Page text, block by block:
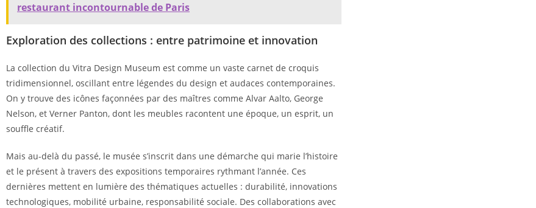
restaurant incontournable de Paris
Exploration des collections : entre patrimoine et innovation
La collection du Vitra Design Museum est comme un vaste carnet de croquis
tridimensionnel, oscillant entre légendes du design et audaces contemporaines.
On y trouve des icônes façonnées par des maîtres comme Alvar Aalto, George
Nelson, et Verner Panton, dont les meubles racontent une époque, un esprit, un
souffle créatif.
Mais au-delà du passé, le musée s’inscrit dans une démarche qui marie l’histoire
et le présent à travers des expositions temporaires rythmant l’année. Ces
dernières mettent en lumière des thématiques actuelles : durabilité, innovations
technologiques, mobilité urbaine, responsabilité sociale. Des collaborations avec